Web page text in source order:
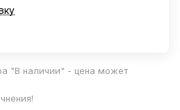
"В наличии" - цена может